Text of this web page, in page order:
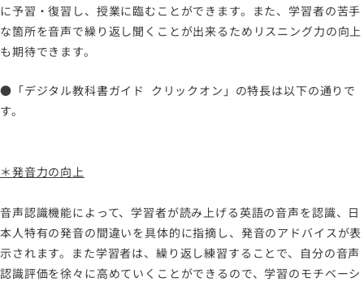
に予習・復習し、授業に臨むことができます。また、学習者の苦手
な箇所を音声で繰り返し聞くことが出来るためリスニング力の向上
も期待できます。
●「デジタル教科書ガイド クリックオン」の特長は以下の通りで
す。
＊発音力の向上
音声認識機能によって、学習者が読み上げる英語の音声を認識、日
本人特有の発音の間違いを具体的に指摘し、発音のアドバイスが表
示されます。また学習者は、繰り返し練習することで、自分の音声
認識評価を徐々に高めていくことができるので、学習のモチベーシ